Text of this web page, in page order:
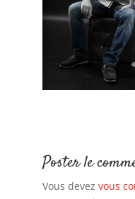
Poster le
Vous devez vous